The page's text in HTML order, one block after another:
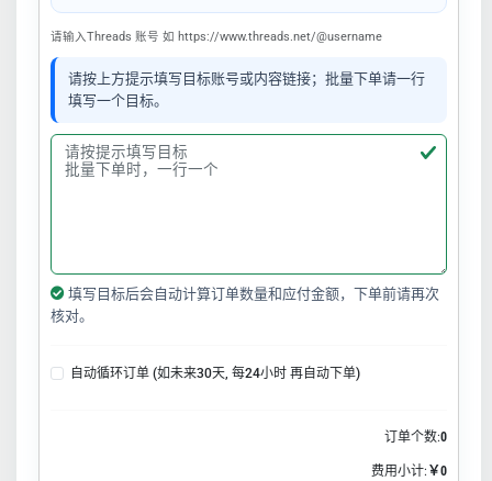
请输入Threads 账号 如 https://www.threads.net/@username
请按上方提示填写目标账号或内容链接；批量下单请一行
填写一个目标。
填写目标后会自动计算订单数量和应付金额，下单前请再次
核对。
自动循环订单 (如未来30天, 每24小时 再自动下单)
订单个数:0
费用小计: ￥0